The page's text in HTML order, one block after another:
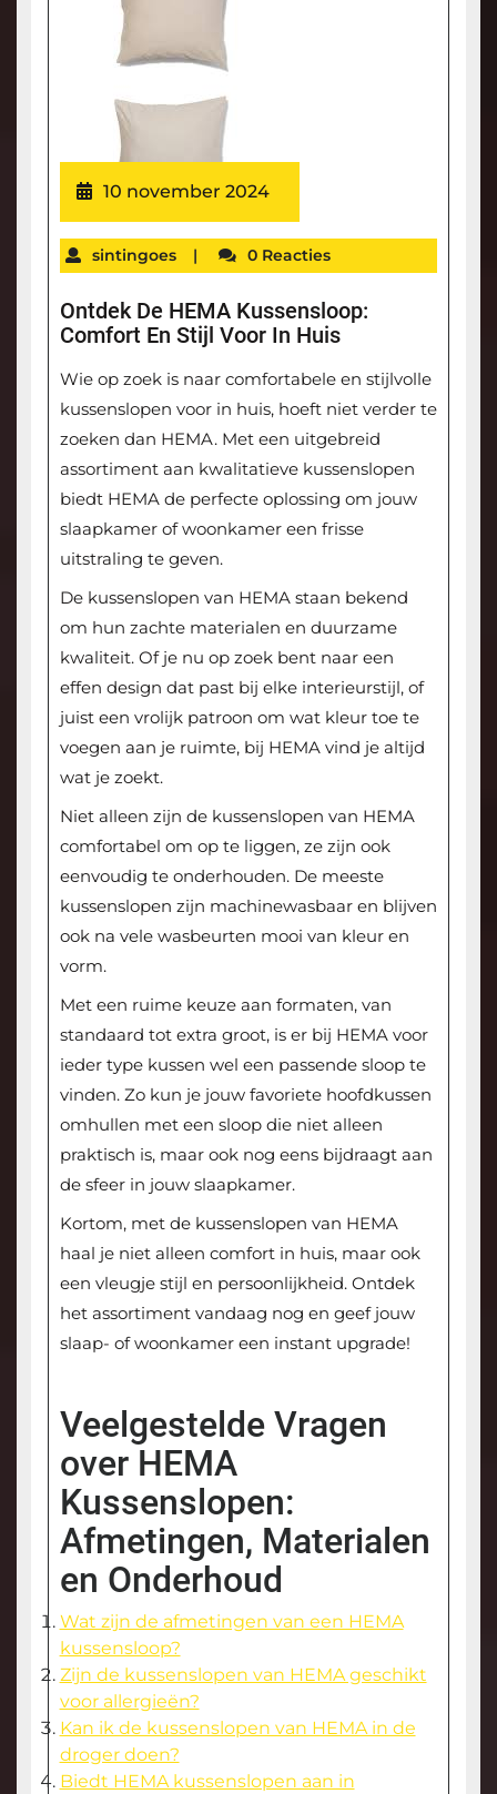
10 november 2024
sintingoes | 0 Reacties
Ontdek De HEMA Kussensloop:
Comfort En Stijl Voor In Huis
Wie op zoek is naar comfortabele en stijlvolle
kussenslopen voor in huis, hoeft niet verder te
zoeken dan HEMA. Met een uitgebreid
assortiment aan kwalitatieve kussenslopen
biedt HEMA de perfecte oplossing om jouw
slaapkamer of woonkamer een frisse
uitstraling te geven.
De kussenslopen van HEMA staan bekend
om hun zachte materialen en duurzame
kwaliteit. Of je nu op zoek bent naar een
effen design dat past bij elke interieurstijl, of
juist een vrolijk patroon om wat kleur toe te
voegen aan je ruimte, bij HEMA vind je altijd
wat je zoekt.
Niet alleen zijn de kussenslopen van HEMA
comfortabel om op te liggen, ze zijn ook
eenvoudig te onderhouden. De meeste
kussenslopen zijn machinewasbaar en blijven
ook na vele wasbeurten mooi van kleur en
vorm.
Met een ruime keuze aan formaten, van
standaard tot extra groot, is er bij HEMA voor
ieder type kussen wel een passende sloop te
vinden. Zo kun je jouw favoriete hoofdkussen
omhullen met een sloop die niet alleen
praktisch is, maar ook nog eens bijdraagt aan
de sfeer in jouw slaapkamer.
Kortom, met de kussenslopen van HEMA
haal je niet alleen comfort in huis, maar ook
een vleugje stijl en persoonlijkheid. Ontdek
het assortiment vandaag nog en geef jouw
slaap- of woonkamer een instant upgrade!
Veelgestelde Vragen
over HEMA
Kussenslopen:
Afmetingen, Materialen
en Onderhoud
Wat zijn de afmetingen van een HEMA
kussensloop?
Zijn de kussenslopen van HEMA geschikt
voor allergieën?
Kan ik de kussenslopen van HEMA in de
droger doen?
Biedt HEMA kussenslopen aan in